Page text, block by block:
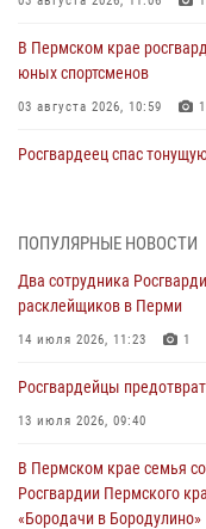
В Пермском крае
юных спортсменов
03 августа 2026, 10:59 1
Росгвардеец спас
Сотрудники Росгвардии
28 июля 2026, 10:44 1
Росгвардейцы оказали
28 июля 2026, 06:15
ведомственной акции
24 июля 2026, 08:45
ПОПУЛЯРНЫЕ НОВОСТИ
Два сотрудника
расклейщиков в Перми
14 июля 2026, 11:23 1
Росгвардейцы
13 июля 2026, 09:40
В Пермском крае семья
Росгвардии Пермского
«Бородачи в Бородулино»